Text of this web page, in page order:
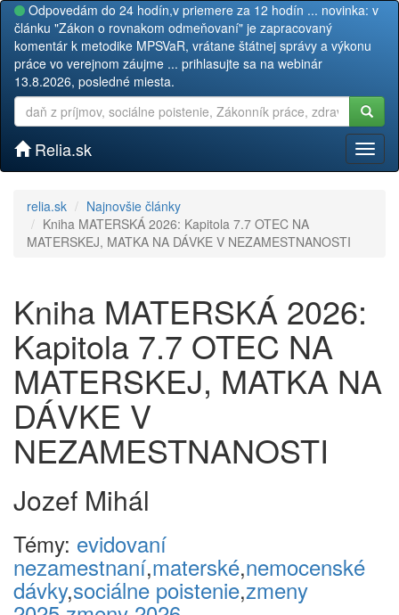
Odpovedám do 24 hodín,v priemere za 12 hodín ... novinka: v
článku "Zákon o rovnakom odmeňovaní" je zapracovaný
komentár k metodike MPSVaR, vrátane štátnej správy a výkonu
práce vo verejnom záujme ... prihlasujte sa na webinár
13.8.2026, posledné miesta.
Relia.sk
relia.sk
Najnovšie články
Kniha MATERSKÁ 2026: Kapitola 7.7 OTEC NA
MATERSKEJ, MATKA NA DÁVKE V NEZAMESTNANOSTI
Kniha MATERSKÁ 2026:
Kapitola 7.7 OTEC NA
MATERSKEJ, MATKA NA
DÁVKE V
NEZAMESTNANOSTI
Jozef Mihál
Témy: evidovaní
nezamestnaní,materské,nemocenské
dávky,sociálne poistenie,zmeny